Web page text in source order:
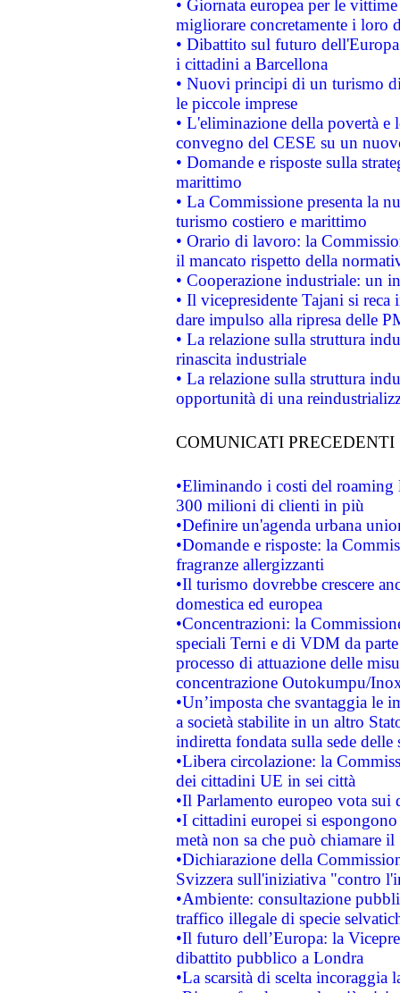
• Giornata europea per le
migliorare concretamente i loro
• Dibattito sul futuro
i cittadini a Barcellona
• Nuovi principi di un turismo
le piccole imprese
• L'eliminazione della povertà
convegno del CESE su un
• Domande e risposte sulla
marittimo
• La Commissione presenta la
turismo costiero e marittimo
• Orario di lavoro: la
il mancato rispetto della
• Cooperazione industriale: un
• Il vicepresidente Tajani si
dare impulso alla ripresa delle
• La relazione sulla struttura
rinascita industriale
• La relazione sulla struttura
opportunità di una
COMUNICATI PRECEDENTI
•Eliminando i costi del roaming
300 milioni di clienti in più
•Definire un'agenda urbana
•Domande e risposte: la
fragranze allergizzanti
•Il turismo dovrebbe crescere
domestica ed europea
•Concentrazioni: la
speciali Terni e di VDM da
processo di attuazione delle
concentrazione Outokumpu/
•Un’imposta che svantaggia le
a società stabilite in un altro
indiretta fondata sulla sede delle
•Libera circolazione: la
dei cittadini UE in sei città
•Il Parlamento europeo vota sui
•I cittadini europei si
metà non sa che può chiamare
•Dichiarazione della
Svizzera sull'iniziativa "contro
•Ambiente: consultazione
traffico illegale di specie
•Il futuro dell’Europa: la
dibattito pubblico a Londra
•La scarsità di scelta